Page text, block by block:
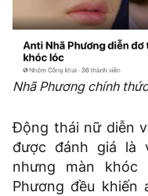
Nhã Phương chính
Động thái nữ diễn
được đánh giá là
nhưng màn
Phương đều